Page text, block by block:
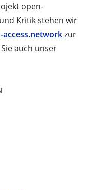
open-
Kritik stehen wir
access.networkzur
auch unser